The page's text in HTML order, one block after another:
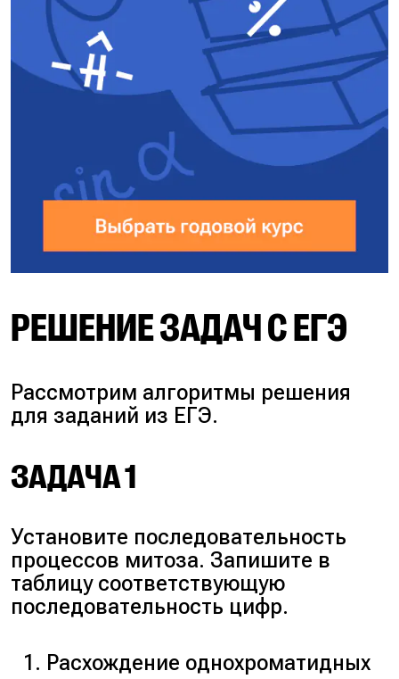
РЕШЕНИЕ ЗАДАЧ С ЕГЭ
Рассмотрим алгоритмы решения
для заданий из ЕГЭ.
ЗАДАЧА 1
Установите последовательность
процессов митоза. Запишите в
таблицу соответствующую
последовательность цифр.
Расхождение однохроматидных